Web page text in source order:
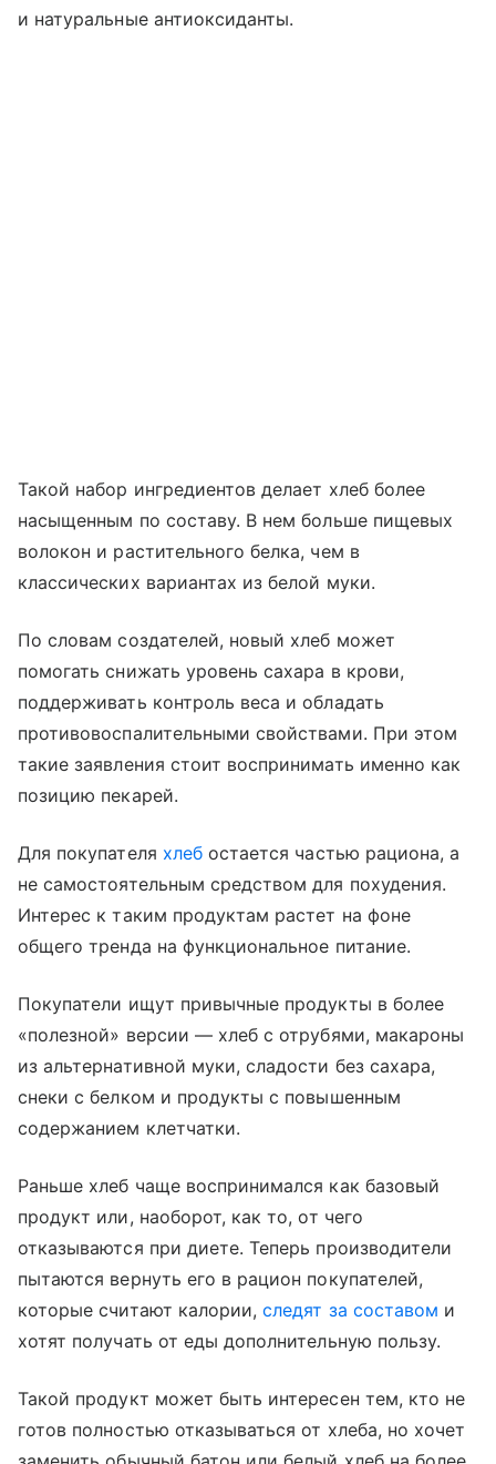
и натуральные антиоксиданты.
Такой набор ингредиентов делает хлеб более
насыщенным по составу. В нем больше пищевых
волокон и растительного белка, чем в
классических вариантах из белой муки.
По словам создателей, новый хлеб может
помогать снижать уровень сахара в крови,
поддерживать контроль веса и обладать
противовоспалительными свойствами. При этом
такие заявления стоит воспринимать именно как
позицию пекарей.
Для покупателя хлебостается частью рациона, а
не самостоятельным средством для похудения.
Интерес к таким продуктам растет на фоне
общего тренда на функциональное питание.
Покупатели ищут привычные продукты в более
«полезной» версии — хлеб с отрубями, макароны
из альтернативной муки, сладости без сахара,
снеки с белком и продукты с повышенным
содержанием клетчатки.
Раньше хлеб чаще воспринимался как базовый
продукт или, наоборот, как то, от чего
отказываются при диете. Теперь производители
пытаются вернуть его в рацион покупателей,
которые считают калории,следят за составом и
хотят получать от еды дополнительную пользу.
Такой продукт может быть интересен тем, кто не
готов полностью отказываться от хлеба, но хочет